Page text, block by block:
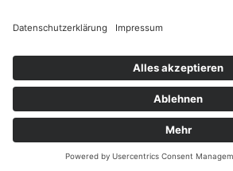
SUCHT.HAMBURG gGmbH
Datenschutz Impressum Sitemap